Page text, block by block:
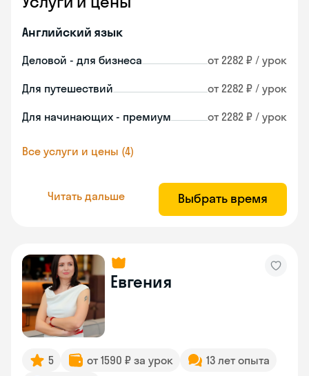
Английский язык
Деловой - для бизнеса от 2282 ₽ / урок
Для путешествий от 2282 ₽ / урок
Для начинающих - премиум от 2282 ₽ / урок
Все услуги и цены (4)
Читать дальше Выбрать время
Евгения
5 от 1590 ₽ за урок
13 лет опыта